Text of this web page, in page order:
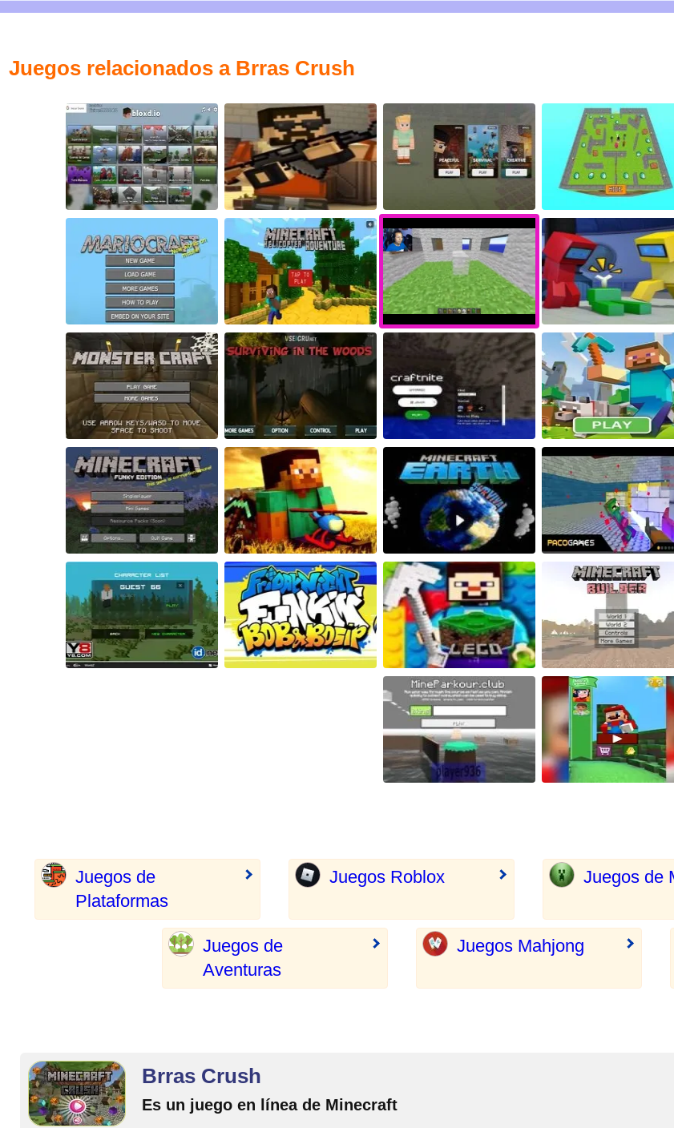
Juegos relacionados a Brras Crush
Juegos de
Plataformas
Juegos Roblox Juegos de
Juegos de
Aventuras
Juegos Mahjong
Brras Crush
Es un juego en línea de Minecraft